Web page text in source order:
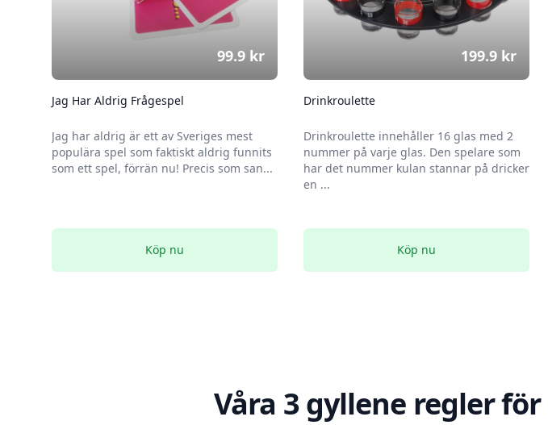
Jag Har Aldrig Frågespel
Jag har aldrig är ett av Sveriges mest
populära spel som faktiskt aldrig funnits
som ett spel, förrän nu! Precis som san...
99.9 kr
Köp nu
Drinkroulette
Drinkroulette innehåller 16 glas med 2
nummer på varje glas. Den spelare som
har det nummer kulan stannar på dricker
en ...
199.9 kr
Köp nu
Våra 3 gyllene regler